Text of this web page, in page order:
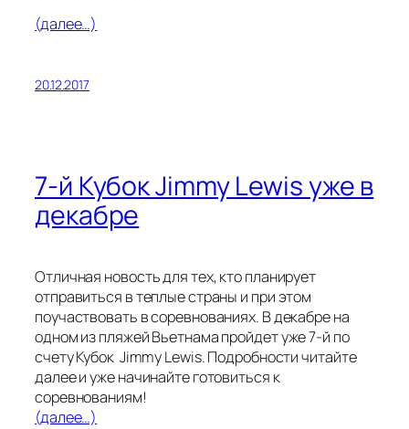
(далее…)
20.12.2017
7-й Кубок Jimmy Lewis уже в
декабре
Отличная новость для тех, кто планирует
отправиться в теплые страны и при этом
поучаствовать в соревнованиях. В декабре на
одном из пляжей Вьетнама пройдет уже 7-й по
счету Кубок Jimmy Lewis. Подробности читайте
далее и уже начинайте готовиться к
соревнованиям!
(далее…)